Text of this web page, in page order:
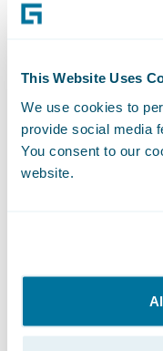
This Website Uses
We use cookies to
provide social media
You consent to our
website.
cibernéticos.
Para fornecer
nessa área, os
empresas da
aprimorados
cibernético do
por meio de